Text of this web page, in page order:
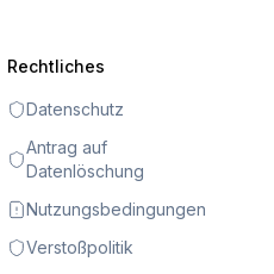
Rechtliches
Datenschutz
Antrag auf
Datenlöschung
Nutzungsbedingungen
Verstoßpolitik